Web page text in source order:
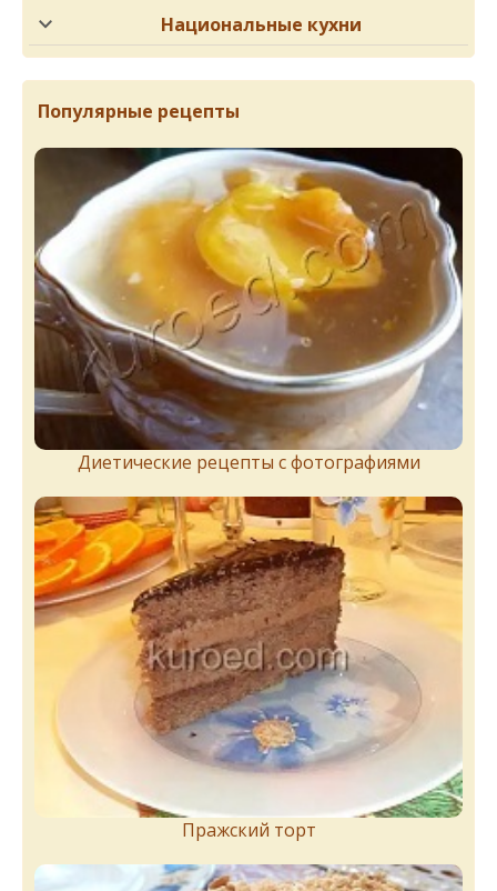
Национальные кухни
Популярные рецепты
Диетические рецепты с фотографиями
Пражский торт